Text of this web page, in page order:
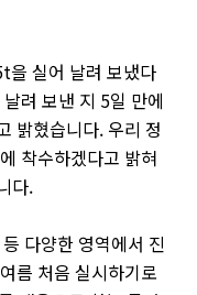
실어 날려 보냈다
려 보낸 지 5일 만에
밝혔습니다. 우리 정
착수하겠다고 밝혀
다.
다양한 영역에서 진
름 처음 실시하기로